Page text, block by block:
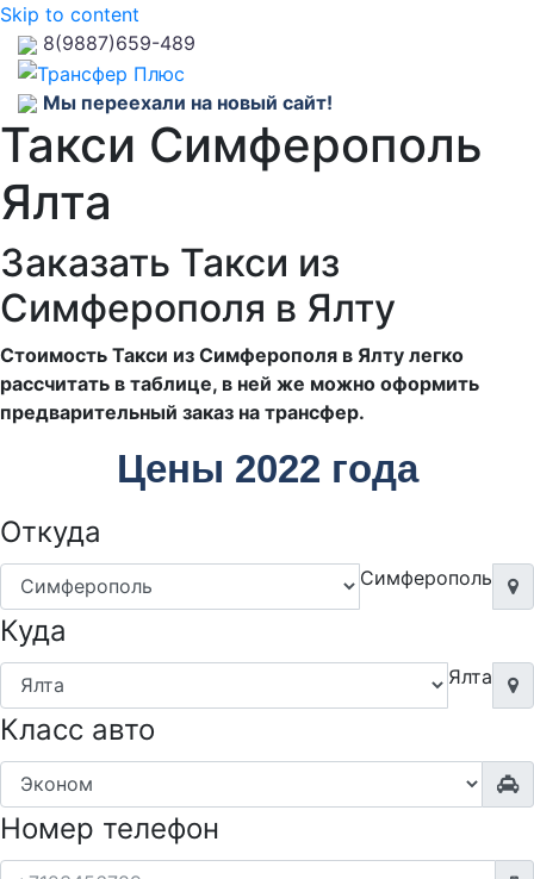
Skip to content
8(9887)659-489
Мы переехали на новый сайт!
Такси Симферополь
Ялта
Заказать Такси из
Симферополя в Ялту
Стоимость Такси из Симферополя в Ялту легко
рассчитать в таблице, в ней же можно оформить
предварительный заказ на трансфер.
Цены 2022 года
Откуда
Симферополь
Куда
Ялта
Класс авто
Номер телефон